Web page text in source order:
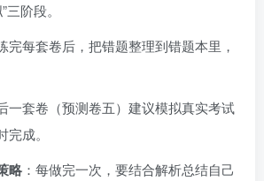
阶段。
完每套卷后，把错题整理到错题本里，
一套卷（预测卷五）建议模拟真实考试
成。
略 ：每做完一次，要结合解析总结自己